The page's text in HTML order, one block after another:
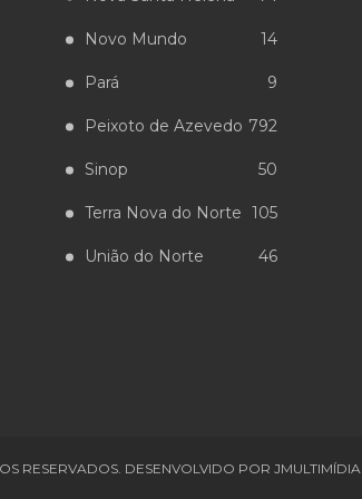
Novo Mundo 14
Pará 9
Peixoto de Azevedo 792
Sinop 50
Terra Nova do Norte 105
União do Norte 46
RESERVADOS. DESENVOLVIDO POR JMULTIMÍDIA